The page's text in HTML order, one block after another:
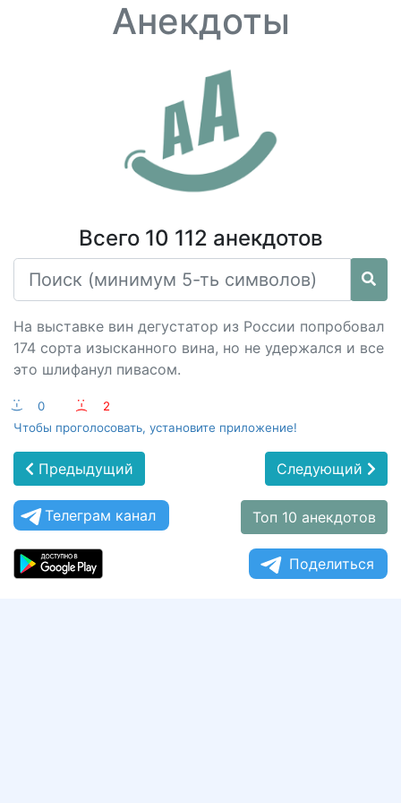
Анекдоты
Всего 10 112 анекдотов
На выставке вин дегустатор из России попробовал
174 сорта изысканного вина, но не удержался и все
это шлифанул пивасом.
:-) 0 :-(
2
Чтобы проголосовать, установите приложение!
Предыдущий Следующий
Телеграм канал Топ 10 анекдотов
Поделиться